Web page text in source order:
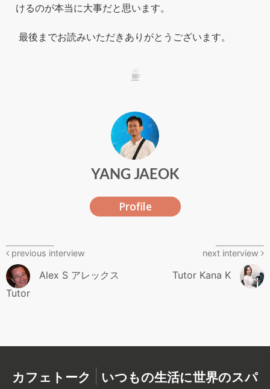
けるのが本当に大事だと思います。
最後までお読みいただきありがとうございます。
///
YANG JAEOK
Profile
previous interview
Alex S アレックス
Tutor
next interview
Tutor Kana K
カフェトーク | いつもの生活に世界のスパ